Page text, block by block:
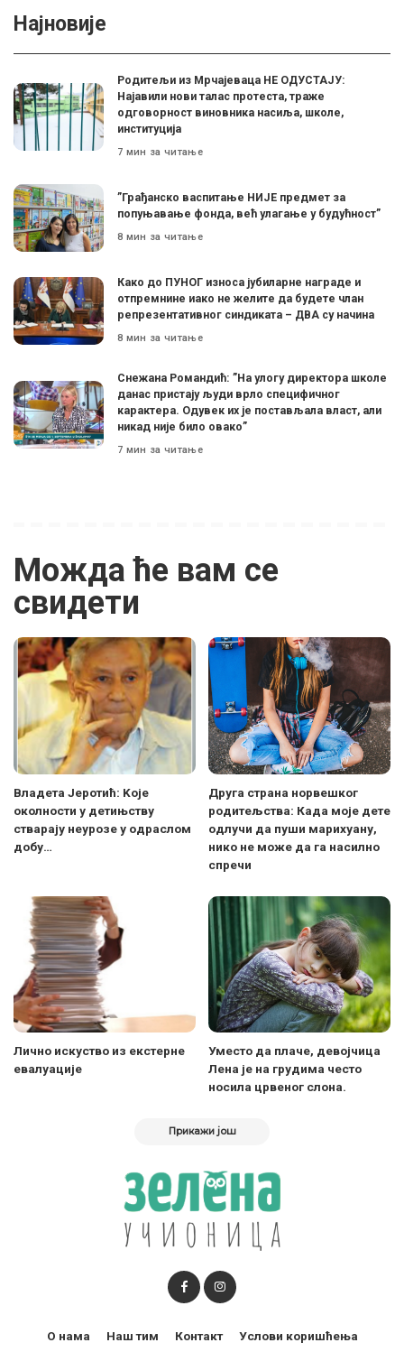
Најновије
Родитељи из Мрчајеваца НЕ ОДУСТАЈУ:
Најавили нови талас протеста, траже
одговорност виновника насиља, школе,
институција
7 мин за читање
”Грађанско васпитање НИЈЕ предмет за
попуњавање фонда, већ улагање у будућност”
8 мин за читање
Како до ПУНОГ износа јубиларне награде и
отпремнине иако не желите да будете члан
репрезентативног синдиката – ДВА су начина
8 мин за читање
Снежана Романдић: ”На улогу директора школе
данас пристају људи врло специфичног
карактера. Одувек их је постављала власт, али
никад није било овако”
7 мин за читање
Можда ће вам се
свидети
Владета Јеротић: Kоје
околности у детињству
стварају неурозе у одраслом
добу…
Друга страна норвешког
родитељства: Када моје дете
одлучи да пуши марихуану,
нико не може да га насилно
спречи
Лично искуство из екстерне
евалуације
Уместо да плаче, девојчица
Лена је на грудима често
носила црвеног слона.
Прикажи још
О нама Наш тим Контакт Услови коришћења